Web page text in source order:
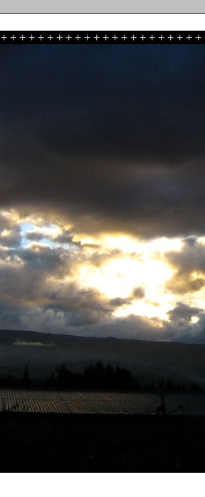
+ + + + + + + + + + + + + + + + + + + + + +